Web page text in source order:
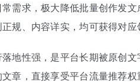
需求，极大降低批量创作发
规、内容详实，均可获得对应
地性强，是平台长期被原创
章，直接享受平台流量推荐